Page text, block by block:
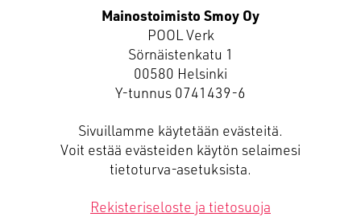
Mainostoimisto Smoy Oy
POOL Verk
Sörnäistenkatu 1
00580 Helsinki
Y-tunnus 0741439-6
Sivuillamme käytetään evästeitä.
Voit estää evästeiden käytön selaimesi
tietoturva-asetuksista.
Rekisteriseloste ja tietosuoja